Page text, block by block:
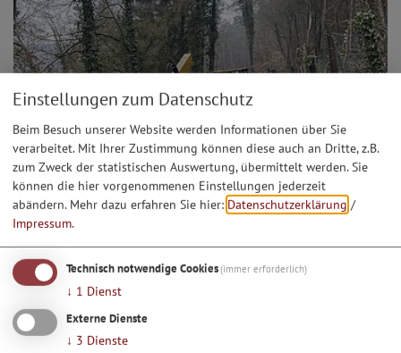
Einstellungen zum Datenschutz
Beim Besuch unserer Website werden Informationen über Sie
verarbeitet. Mit Ihrer Zustimmung können diese auch an Dritte, z.B.
zum Zweck der statistischen Auswertung, übermittelt werden. Sie
können die hier vorgenommenen Einstellungen jederzeit
abändern. Mehr dazu erfahren Sie hier: Datenschutzerklärung /
Impressum.
Technisch notwendige Cookies(immer erforderlich)
↓ 1 Dienst
Externe Dienste
↓ 3 Dienste